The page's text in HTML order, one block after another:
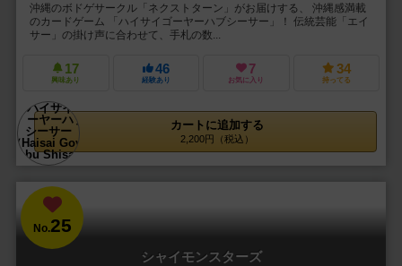
沖縄のボドゲサークル「ネクストターン」がお届けする、 沖縄感満載
のカードゲーム 「ハイサイゴーヤーハブシーサー」！ 伝統芸能「エイ
サー」の掛け声に合わせて、手札の数...
17
興味あり
46
経験あり
7
お気に入り
34
持ってる
カートに追加する
2,200円（税込）
No.25
シャイモンスターズ